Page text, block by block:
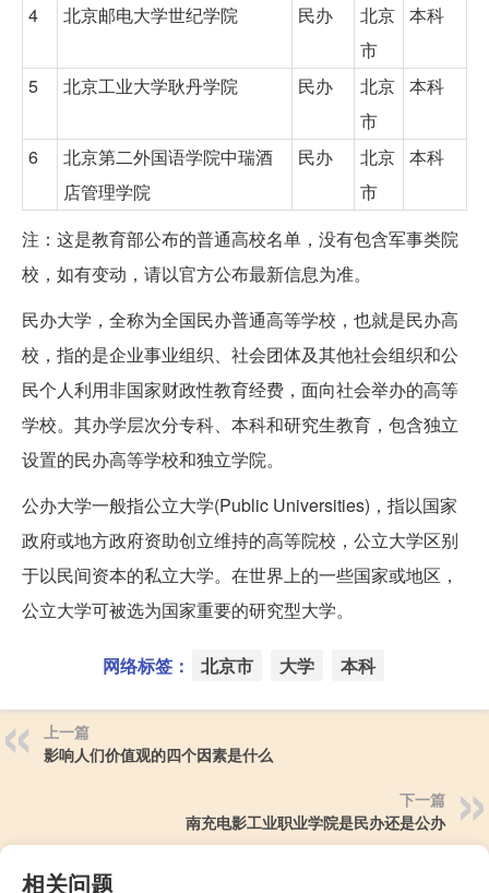
4 北京邮电大学世纪学院 民办
北京
市
本科
5 北京工业大学耿丹学院 民办
北京
市
本科
6
北京第二外国语学院中瑞酒
店管理学院
民办
北京
市
本科
注：这是教育部公布的普通高校名单，没有包含军事类院
校，如有变动，请以官方公布最新信息为准。
民办大学，全称为全国民办普通高等学校，也就是民办高
校，指的是企业事业组织、社会团体及其他社会组织和公
民个人利用非国家财政性教育经费，面向社会举办的高等
学校。其办学层次分专科、本科和研究生教育，包含独立
设置的民办高等学校和独立学院。
公办大学一般指公立大学(Public Universities)，指以国家
政府或地方政府资助创立维持的高等院校，公立大学区别
于以民间资本的私立大学。在世界上的一些国家或地区，
公立大学可被选为国家重要的研究型大学。
网络标签： 北京市 大学 本科
上一篇
影响人们价值观的四个因素是什么
下一篇
南充电影工业职业学院是民办还是公办
相关问题